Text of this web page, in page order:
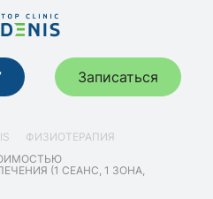
Записаться
ФИЗИОТЕРАПИЯ
(1 СЕАНС, 1 ЗОНА,